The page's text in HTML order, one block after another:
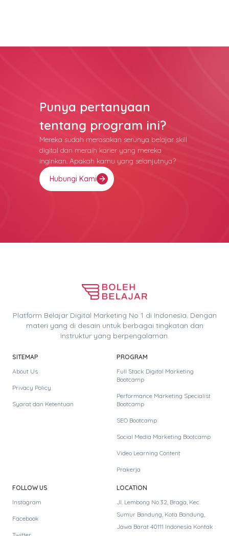
Punya pertanyaan
tentang program ini?
Mereka sudah merasakan serunya belajar skill
digital dan meraih karier yang mereka
inginkan. Apakah kamu yang selanjutnya?
Hubungi Kami
Platform Belajar Digital Marketing No 1 di Indonesia. Dengan
materi yang di desain untuk berbagai tingkatan dan
instruktur yang berpengalaman.
SITEMAP
About Us
Privacy Policy
Syarat dan Ketentuan
PROGRAM
Full Stack Digital Marketing
Bootcamp
Performance Marketing Specialist
Bootcamp
SEO Bootcamp
Social Media Marketing Bootcamp
Video Learning Content
Prakerja
FOLLOW US
Instagram
Facebook
LOCATION
Jl. Lembong No.32, Braga, Kec.
Sumur Bandung, Kota Bandung,
Jawa Barat 40111 Indonesia Kontak :